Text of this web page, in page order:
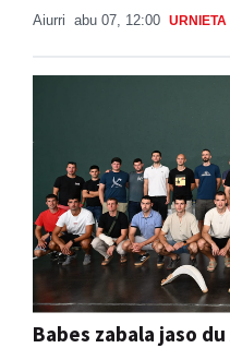
Aiurri abu 07, 12:00 URNIETA
Babes zabala jaso